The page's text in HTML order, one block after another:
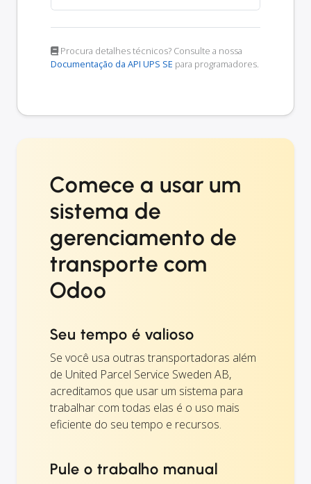
Procura detalhes técnicos? Consulte a nossa
Documentação da API UPS SE para programadores.
Comece a usar um
sistema de
gerenciamento de
transporte com
Odoo
Seu tempo é valioso
Se você usa outras transportadoras além
de United Parcel Service Sweden AB,
acreditamos que usar um sistema para
trabalhar com todas elas é o uso mais
eficiente do seu tempo e recursos.
Pule o trabalho manual